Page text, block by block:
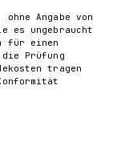
Angabe von
es ungebraucht
für einen
Prüfung
tragen